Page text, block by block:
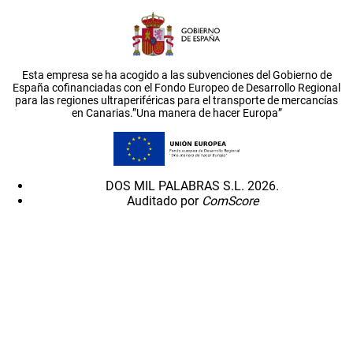
Esta empresa se ha acogido a las subvenciones del Gobierno de
España cofinanciadas con el Fondo Europeo de Desarrollo Regional
para las regiones ultraperiféricas para el transporte de mercancías
en Canarias.”Una manera de hacer Europa”
DOS MIL PALABRAS S.L. 2026.
Auditado por ComScore